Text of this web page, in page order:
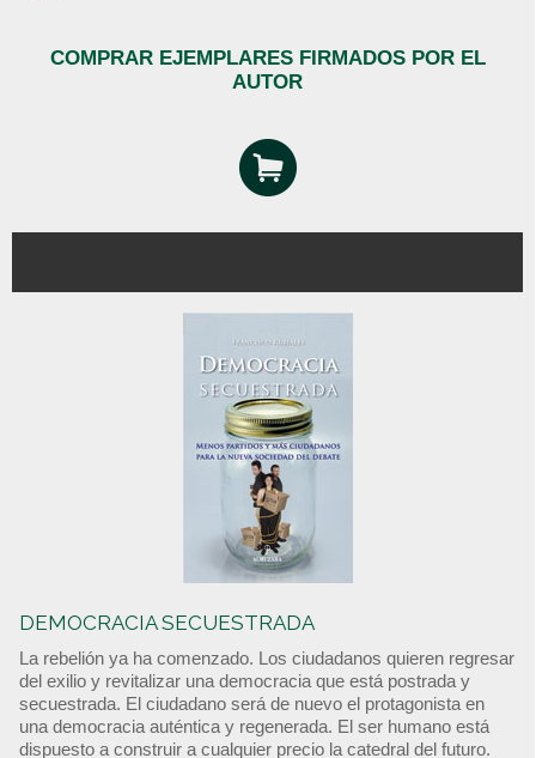
COMPRAR EJEMPLARES FIRMADOS POR EL
AUTOR
DEMOCRACIA SECUESTRADA
La rebelión ya ha comenzado. Los ciudadanos quieren regresar
del exilio y revitalizar una democracia que está postrada y
secuestrada. El ciudadano será de nuevo el protagonista en
una democracia auténtica y regenerada. El ser humano está
dispuesto a construir a cualquier precio la catedral del futuro.